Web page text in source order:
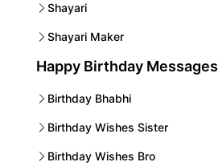
Shayari
Shayari Maker
Happy Birthday Messages
Birthday Bhabhi
Birthday Wishes Sister
Birthday Wishes Bro